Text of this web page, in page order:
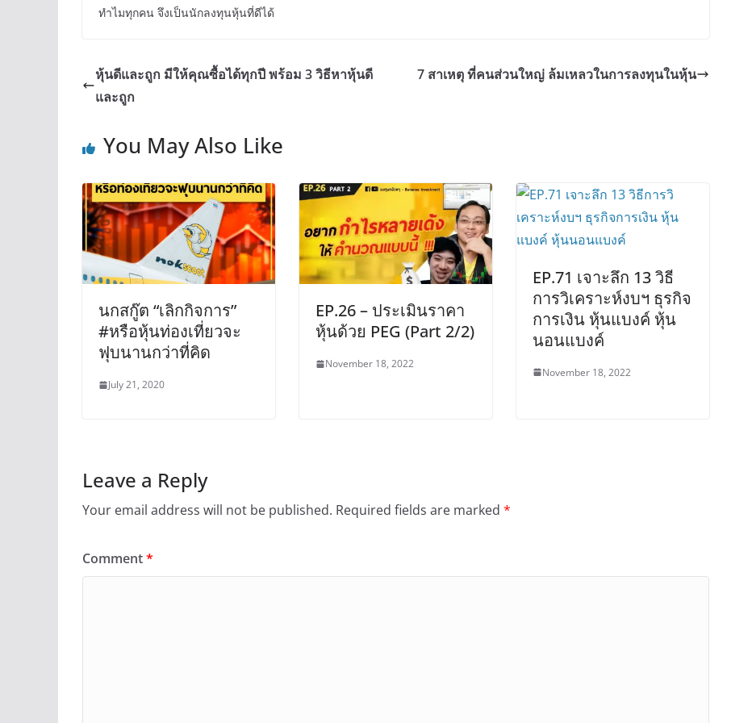
ทำไมทุกคน จึงเป็นนักลงทุนหุ้นที่ดีได้
หุ้นดีและถูก มีให้คุณซื้อได้ทุกปี พร้อม 3 วิธีหาหุ้นดี
และถูก
7 สาเหตุ ที่คนส่วนใหญ่ ล้มเหลวในการลงทุนในหุ้น
You May Also Like
นกสกู๊ต “เลิกกิจการ”
#หรือหุ้นท่องเที่ยวจะ
ฟุบนานกว่าที่คิด
July 21, 2020
EP.26 – ประเมินราคา
หุ้นด้วย PEG (Part 2/2)
November 18, 2022
EP.71 เจาะลึก 13 วิธี
การวิเคราะห์งบฯ ธุรกิจ
การเงิน หุ้นแบงค์ หุ้น
นอนแบงค์
November 18, 2022
Leave a Reply
Your email address will not be published. Required fields are marked *
Comment*